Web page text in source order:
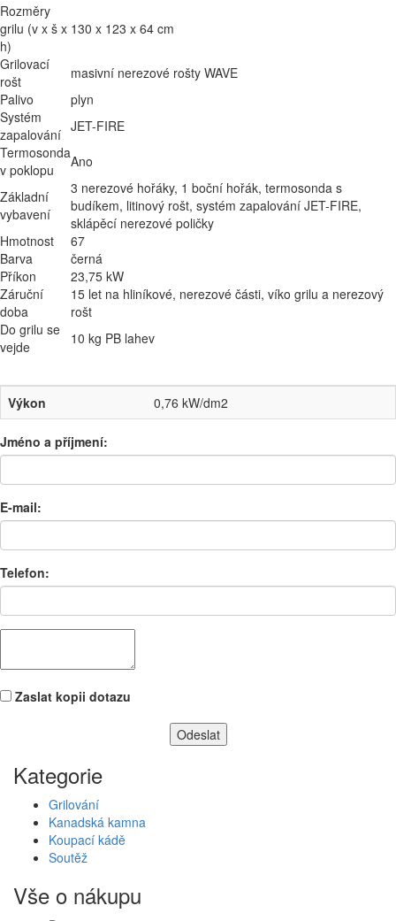
Rozměry
grilu (v x š x
h)
130 x 123 x 64 cm
Grilovací
rošt
masivní nerezové rošty WAVE
Palivo
plyn
Systém
zapalování JET-FIRE
Termosonda
v poklopu
Ano
Základní
vybavení
3 nerezové hořáky, 1 boční hořák, termosonda s
budíkem, litinový rošt, systém zapalování JET-FIRE,
sklápěcí nerezové poličky
Hmotnost
67
Barva
černá
Příkon
23,75 kW
Záruční
doba
15 let na hliníkové, nerezové části, víko grilu a nerezový
rošt
Do grilu se
vejde
10 kg PB lahev
Výkon 0,76 kW/dm2
Jméno a příjmení:
E-mail:
Telefon:
Zaslat kopii dotazu
Kategorie
Grilování
Kanadská kamna
Koupací kádě
Soutěž
Vše o nákupu